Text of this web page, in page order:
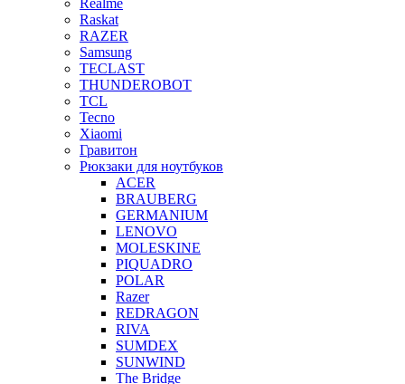
Realme
Raskat
RAZER
Samsung
TECLAST
THUNDEROBOT
TCL
Tecno
Xiaomi
Гравитон
Рюкзаки для ноутбуков
ACER
BRAUBERG
GERMANIUM
LENOVO
MOLESKINE
PIQUADRO
POLAR
Razer
REDRAGON
RIVA
SUMDEX
SUNWIND
The Bridge